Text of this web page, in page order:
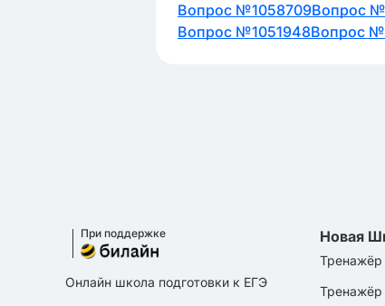
Вопрос №1058709Вопрос
Вопрос №1051948Вопрос
При поддержке
Онлайн школа подготовки к ЕГЭ
Новая